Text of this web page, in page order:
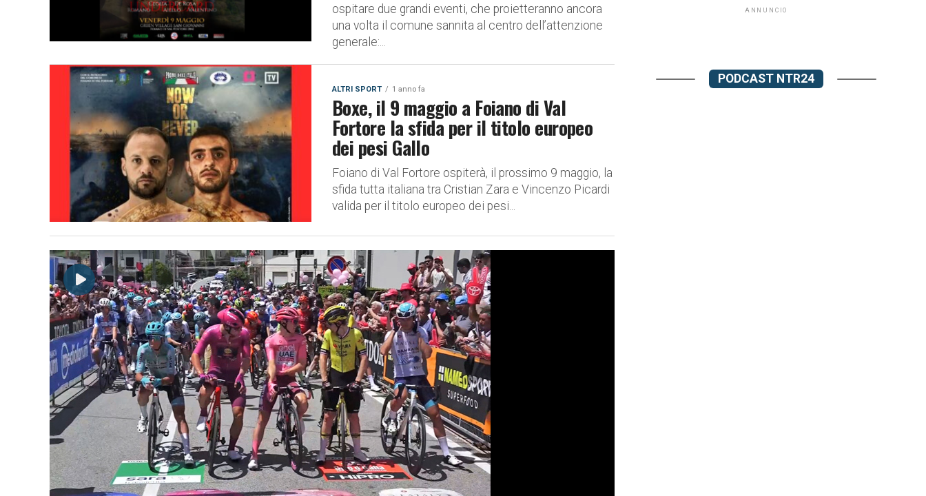
ospitare due grandi eventi, che proietteranno ancora
una volta il comune sannita al centro dell’attenzione
generale:...
ALTRI SPORT 1 anno fa
Boxe, il 9 maggio a Foiano di Val
Fortore la sfida per il titolo europeo
dei pesi Gallo
Foiano di Val Fortore ospiterà, il prossimo 9 maggio, la
sfida tutta italiana tra Cristian Zara e Vincenzo Picardi
valida per il titolo europeo dei pesi...
ANNUNCIO
PODCAST NTR24